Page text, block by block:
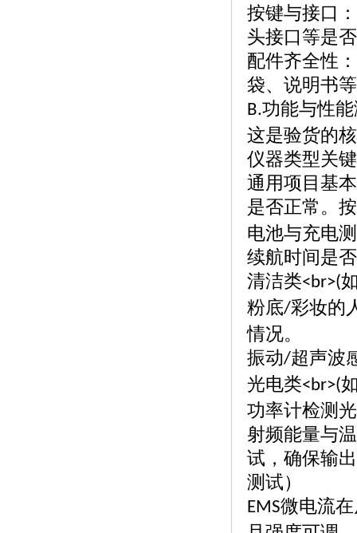
按键与接口
头接口等是
配件齐全性
袋、说明书
B.功能与性
这是验货的
仪器类型关
通用项目基
是否正常。
电池与充电
续航时间是
清洁类<br>(
粉底/彩妆的
情况。
振动/超声波
光电类<br>(
功率计检测
射频能量与
试，确保输
测试）
EMS微电流